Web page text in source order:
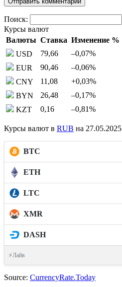
Поиск:
Курсы валют
Валюты Ставка Изменение %
USD
79,66 –0,07%
EUR
90,46 –0,06%
CNY
11,08 +0,03%
BYN
26,48 –0,17%
KZT
0,16 –0,81%
Курсы валют в RUB на 27.05.2025
BTC
ETH
LTC
XMR
DASH
⚡Лайв
Source: CurrencyRate.Today